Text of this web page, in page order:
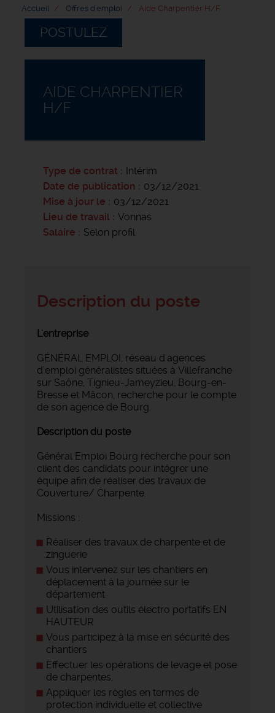
Accueil Offres d'emploi Aide Charpentier H/F
POSTULEZ
AIDE CHARPENTIER
H/F
Type de contrat
Intérim
Date de publication
03/12/2021
Mise à jour le
03/12/2021
Lieu de travail
Vonnas
Salaire
Selon profil
Description du poste
L'entreprise
GÉNÉRAL EMPLOI, réseau d'agences
d’emploi généralistes situées à Villefranche
sur Saône, Tignieu-Jameyzieu, Bourg-en-
Bresse et Mâcon, recherche pour le compte
de son agence de Bourg.
Description du poste
Général Emploi Bourg recherche pour son
client des candidats pour intégrer une
équipe afin de réaliser des travaux de
Couverture/ Charpente.
Missions :
Réaliser des travaux de charpente et de
zinguerie
Vous intervenez sur les chantiers en
déplacement à la journée sur le
département
Utilisation des outils électro portatifs EN
HAUTEUR
Vous participez à la mise en sécurité des
chantiers
Effectuer les opérations de levage et pose
de charpentes,
Appliquer les règles en termes de
protection individuelle et collective